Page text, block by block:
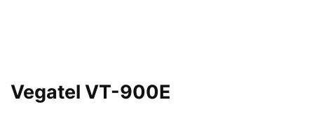
Vegatel VT-900E